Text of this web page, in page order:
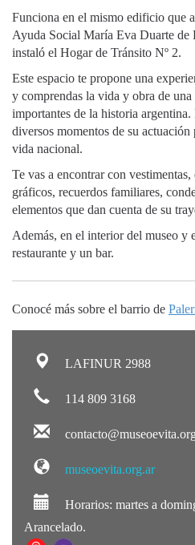
Funciona en el mismo edificio que
Ayuda Social María Eva Duarte de
instaló el Hogar de Tránsito Nº 2.
Este espacio te propone una
y comprendas la vida y obra de una
importantes de la historia argentina.
diversos momentos de su
vida nacional.
Te vas a encontrar con
gráficos, recuerdos familiares,
elementos que dan cuenta de su
Además, en el interior del museo y
restaurante y un bar.
Conocé más sobre el barrio de
LAFINUR 2988
114 809 3168
museoevita.org.ar
Horarios: martes a
Arancelado.